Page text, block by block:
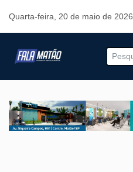
Quarta-feira, 20 de maio de 2026